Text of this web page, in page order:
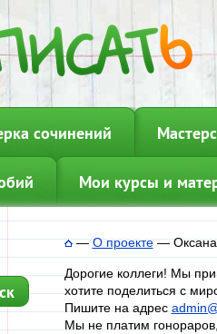
сочинений
Мои курсы и
—О проекте—
Дорогие коллеги! Мы
хотите поделиться с
Пишите на адрес
Мы не платим